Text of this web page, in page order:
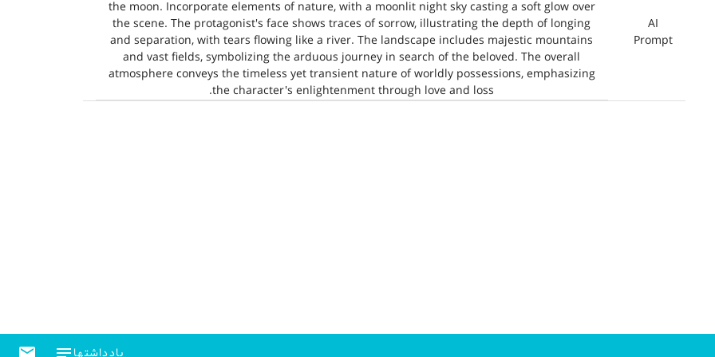
AI
Prompt
the moon. Incorporate elements of nature, with a moonlit night sky casting a soft glow over
the scene. The protagonist's face shows traces of sorrow, illustrating the depth of longing
and separation, with tears flowing like a river. The landscape includes majestic mountains
and vast fields, symbolizing the arduous journey in search of the beloved. The overall
atmosphere conveys the timeless yet transient nature of worldly possessions, emphasizing
the character's enlightenment through love and loss.
یادداشتهاnotes
email